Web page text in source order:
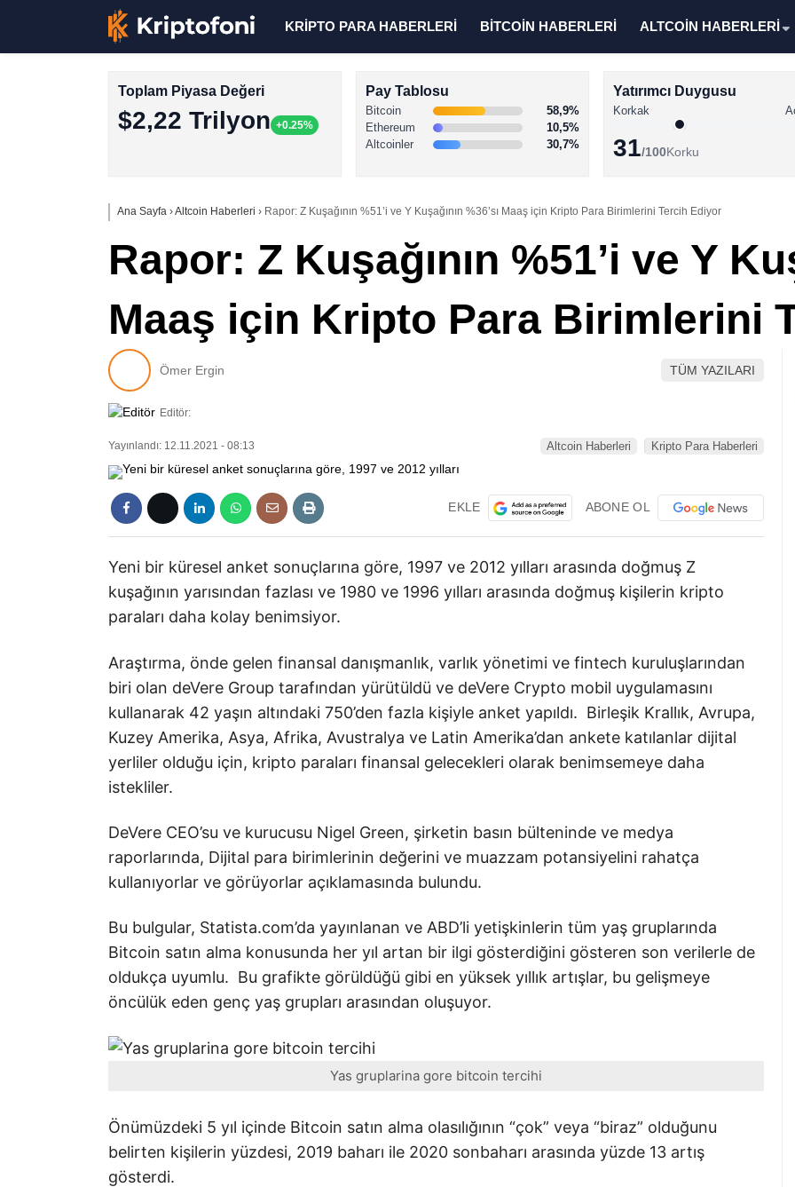
KRİPTO PARA HABERLERİ BİTCOİN HABERLERİ ALTCOİN HABERLERİ
Toplam Piyasa Değeri
$2,22 Trilyon +0.25%
Pay Tablosu
Bitcoin
58,9%
Ethereum
10,5%
Altcoinler
30,7%
Yatırımcı Duygusu
Korkak
31/100Korku
Ana Sayfa ›Altcoin Haberleri › Rapor: Z Kuşağının %51’i ve Y Kuşağının %36’sı Maaş için Kripto Para Birimlerini Tercih Ediyor
Rapor: Z Kuşağının %51’i ve Y
Maaş için Kripto Para Birimlerini
Ömer Ergin TÜM YAZILARI
Editör:
Yayınlandı: 12.11.2021 - 08:13 Altcoin Haberleri Kripto Para Haberleri
EKLE ABONE OL
Yeni bir küresel anket sonuçlarına göre, 1997 ve 2012 yılları arasında doğmuş Z
kuşağının yarısından fazlası ve 1980 ve 1996 yılları arasında doğmuş kişilerin kripto
paraları daha kolay benimsiyor.
Araştırma, önde gelen finansal danışmanlık, varlık yönetimi ve fintech kuruluşlarından
biri olan deVere Group tarafından yürütüldü ve deVere Crypto mobil uygulamasını
kullanarak 42 yaşın altındaki 750’den fazla kişiyle anket yapıldı. Birleşik Krallık, Avrupa,
Kuzey Amerika, Asya, Afrika, Avustralya ve Latin Amerika’dan ankete katılanlar dijital
yerliler olduğu için, kripto paraları finansal gelecekleri olarak benimsemeye daha
istekliler.
DeVere CEO’su ve kurucusu Nigel Green, şirketin basın bülteninde ve medya
raporlarında, Dijital para birimlerinin değerini ve muazzam potansiyelini rahatça
kullanıyorlar ve görüyorlar açıklamasında bulundu.
Bu bulgular, Statista.com’da yayınlanan ve ABD’li yetişkinlerin tüm yaş gruplarında
Bitcoin satın alma konusunda her yıl artan bir ilgi gösterdiğini gösteren son verilerle de
oldukça uyumlu. Bu grafikte görüldüğü gibi en yüksek yıllık artışlar, bu gelişmeye
öncülük eden genç yaş grupları arasından oluşuyor.
Yas gruplarina gore bitcoin tercihi
Önümüzdeki 5 yıl içinde Bitcoin satın alma olasılığının “çok” veya “biraz” olduğunu
belirten kişilerin yüzdesi, 2019 baharı ile 2020 sonbaharı arasında yüzde 13 artış
gösterdi.